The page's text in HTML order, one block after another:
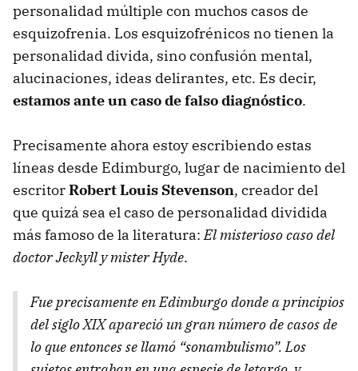
personalidad múltiple con muchos casos de
esquizofrenia. Los esquizofrénicos no tienen la
personalidad divida, sino confusión mental,
alucinaciones, ideas delirantes, etc. Es decir,
estamos ante un caso de falso diagnóstico.
Precisamente ahora estoy escribiendo estas
líneas desde Edimburgo, lugar de nacimiento del
escritorRobert Louis Stevenson, creador del
que quizá sea el caso de personalidad dividida
más famoso de la literatura:El misterioso caso del
doctor Jeckyll y mister Hyde.
Fue precisamente en Edimburgo donde a principios
del sigloXIXapareció un gran número de casos de
lo que entonces se llamó “sonambulismo”. Los